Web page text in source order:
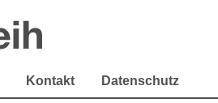
Kontakt Datenschutz